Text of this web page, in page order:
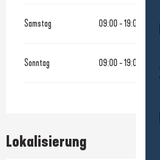
Samstag 09:00 - 19:00
Sonntag 09:00 - 19:00
Lokalisierung